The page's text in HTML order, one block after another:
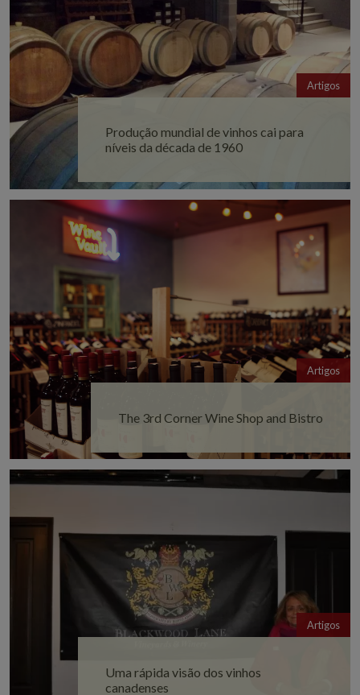
Artigos
Produção mundial de vinhos cai para
níveis da década de 1960
Artigos
The 3rd Corner Wine Shop and Bistro
Artigos
Uma rápida visão dos vinhos
canadenses